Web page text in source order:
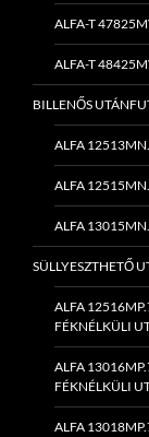
ALFA-T
ALFA-T
BILLENŐS
ALFA
ALFA
ALFA
SÜLLYESZTHETŐ
ALFA
FÉKNÉLKÜLI
ALFA
FÉKNÉLKÜLI
ALFA